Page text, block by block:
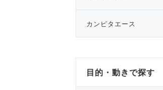
カンピタエース
目的・動きで探す